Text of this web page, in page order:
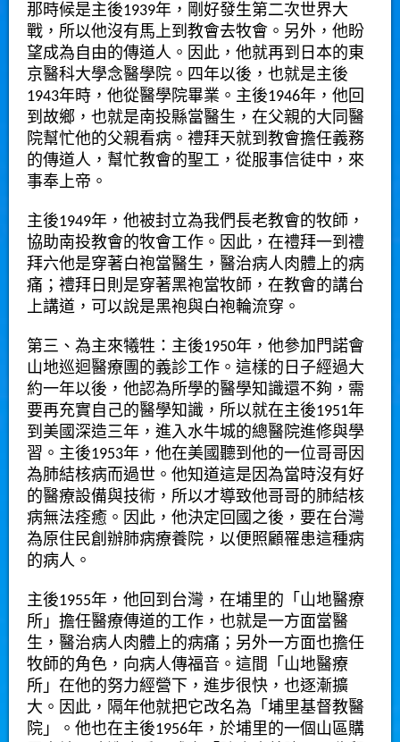
那時候是主後1939年，剛好發生第二次世界大
戰，所以他沒有馬上到教會去牧會。另外，他盼
望成為自由的傳道人。因此，他就再到日本的東
京醫科大學念醫學院。四年以後，也就是主後
1943年時，他從醫學院畢業。主後1946年，他回
到故鄉，也就是南投縣當醫生，在父親的大同醫
院幫忙他的父親看病。禮拜天就到教會擔任義務
的傳道人，幫忙教會的聖工，從服事信徒中，來
事奉上帝。
主後1949年，他被封立為我們長老教會的牧師，
協助南投教會的牧會工作。因此，在禮拜一到禮
拜六他是穿著白袍當醫生，醫治病人肉體上的病
痛；禮拜日則是穿著黑袍當牧師，在教會的講台
上講道，可以說是黑袍與白袍輪流穿。
第三、為主來犧牲：主後1950年，他參加門諾會
山地巡迴醫療團的義診工作。這樣的日子經過大
約一年以後，他認為所學的醫學知識還不夠，需
要再充實自己的醫學知識，所以就在主後1951年
到美國深造三年，進入水牛城的總醫院進修與學
習。主後1953年，他在美國聽到他的一位哥哥因
為肺結核病而過世。他知道這是因為當時沒有好
的醫療設備與技術，所以才導致他哥哥的肺結核
病無法痊癒。因此，他決定回國之後，要在台灣
為原住民創辦肺病療養院，以便照顧罹患這種病
的病人。
主後1955年，他回到台灣，在埔里的「山地醫療
所」擔任醫療傳道的工作，也就是一方面當醫
生，醫治病人肉體上的病痛；另外一方面也擔任
牧師的角色，向病人傳福音。這間「山地醫療
所」在他的努力經營下，進步很快，也逐漸擴
大。因此，隔年他就把它改名為「埔里基督教醫
院」。他也在主後1956年，於埔里的一個山區購